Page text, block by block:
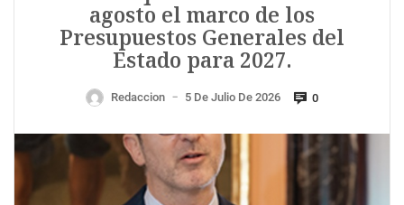
agosto el marco de los
Presupuestos Generales del
Estado para 2027.
Redaccion — 5 De Julio De 2026 0